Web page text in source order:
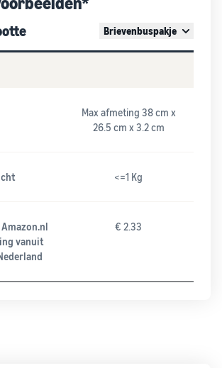
Brievenbuspakje
Max afmeting 38 cm x
26.5 cm x 3.2 cm
<=1 Kg
vanuit
€ 2.33